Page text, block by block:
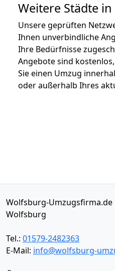
Weitere Städte
Unsere geprüften
Ihnen unverbindliche
Ihre Bedürfnisse
Angebote sind
Sie einen Umzug
oder außerhalb Ihres
Wolfsburg-Umzugsfirma.de
Wolfsburg
Tel.: 01579-2482363
E-Mail: info@wolfsburg-